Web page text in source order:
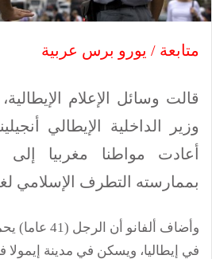
متابعة / يورو برس عربية
قالت وسائل الإعلام
وزير الداخلية الإيطالي
أعادت مواطنا مغربيا إلى
بممارسته التطرف الإسلامي
وأضاف ألفانو
في إيطاليا، ويسكن في مدينة إيمولا